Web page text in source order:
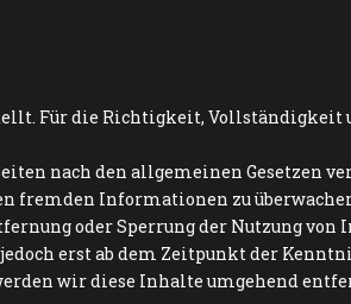
Für die Richtigkeit,
nach den allgemeinen Gesetzen
Informationen zu
oder Sperrung der Nutzung von
erst ab dem Zeitpunkt der
wir diese Inhalte umgehend